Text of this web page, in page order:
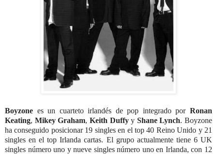
Boyzone es un cuarteto irlandés de pop integrado por Ronan
Keating, Mikey Graham, Keith Duffyy Shane Lynch. Boyzone
ha conseguido posicionar 19 singles en el top 40 Reino Unido y 21
singles en el top Irlanda cartas. El grupo actualmente tiene 6 UK
singles número uno y nueve singles número uno en Irlanda, con 12